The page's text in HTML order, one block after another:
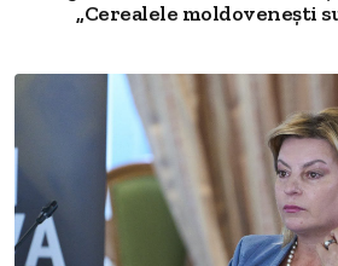
„Cerealele moldovenești